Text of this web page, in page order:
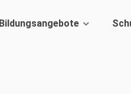
Bildungsangebote